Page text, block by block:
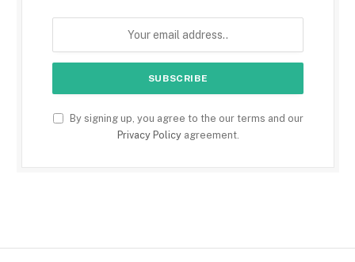
By signing up, you agree to the our terms and our
Privacy Policyagreement.